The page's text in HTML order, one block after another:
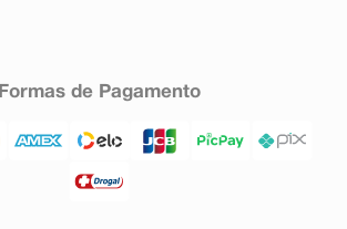
Formas de Pagamento